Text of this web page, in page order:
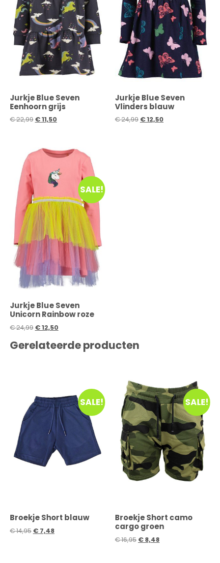
Jurkje Blue Seven
Eenhoorn grijs
€22,99 €11,50
Jurkje Blue Seven
Vlinders blauw
€24,99 €12,50
SALE!
Jurkje Blue Seven
Unicorn Rainbow roze
€24,99 €12,50
Gerelateerde producten
SALE!
Broekje Short blauw
€14,95 € 7,48
SALE!
Broekje Short camo
cargo groen
€16,95 € 8,48